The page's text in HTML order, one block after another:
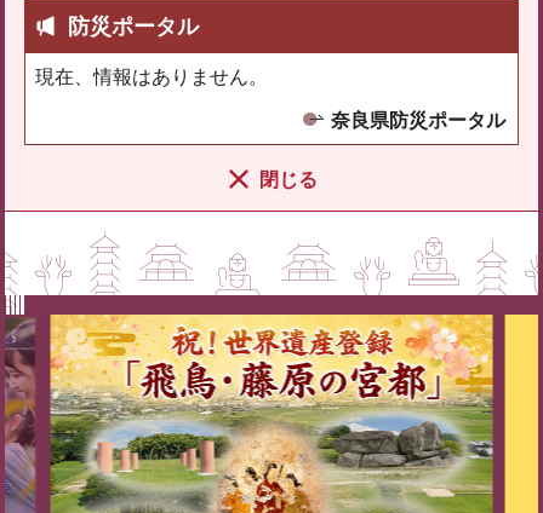
防災ポータル
現在、情報はありません。
奈良県防災ポータル
閉じる